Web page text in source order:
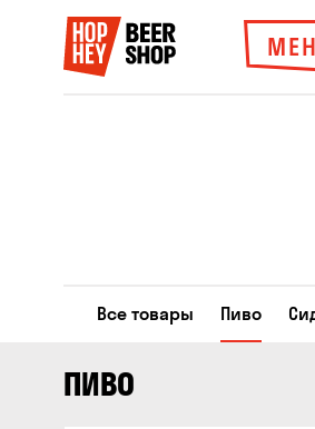
Все товары Пиво
ПИВО